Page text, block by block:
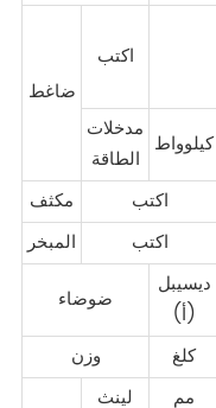
ضاغط
اكتب
مدخلات
الطاقة
كيلوواط
مكثف
اكتب
المبخر
اكتب
ضوضاء
ديسيبل
(أ)
وزن
كلغ
لينث مم